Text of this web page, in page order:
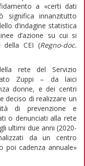
a «certi dati
significa innanzitutto
d’indagine statistica
d’azione su cui si
della CEI (Regno-doc.
rete del Servizio
Zuppi – da laici
donne, e dei centri
deciso di realizzare un
di prevenzione e
o denunciati alla rete
ultimi due anni (2020-
da un centro
poi cadenza annuale»